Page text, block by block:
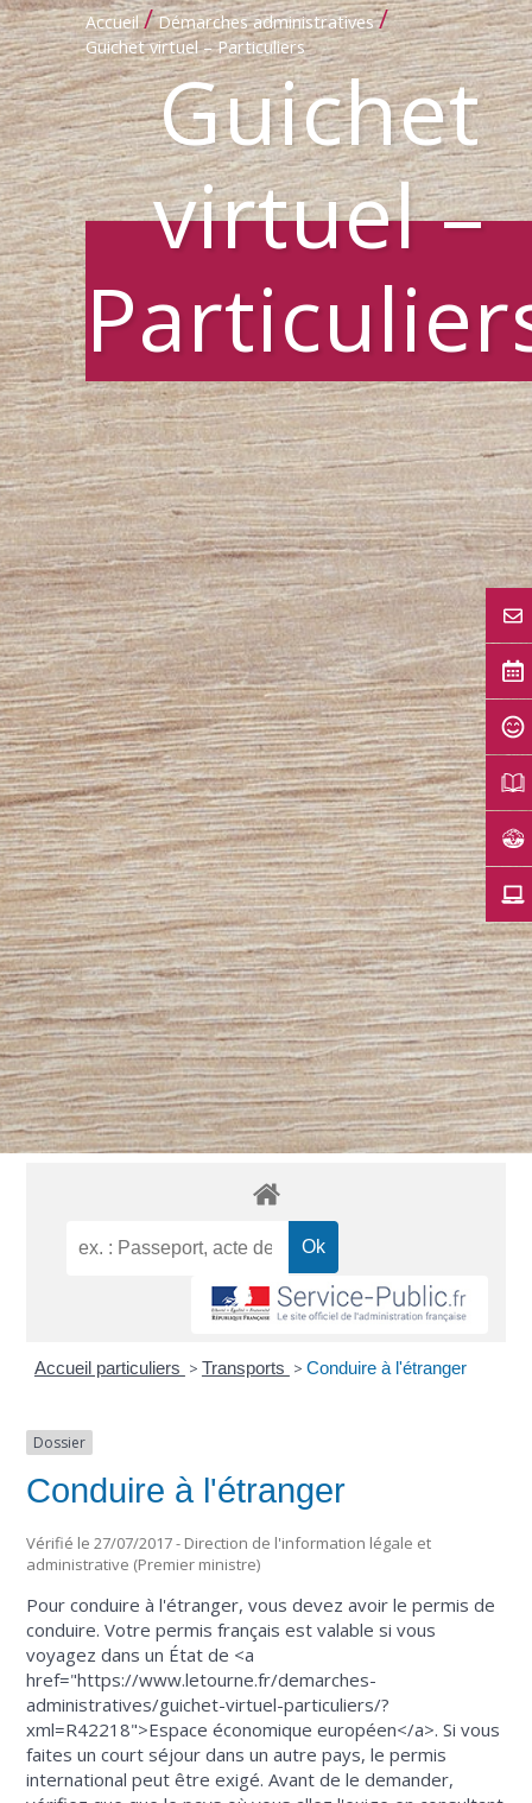
Accueil / Démarches administratives /
Guichet virtuel – Particuliers
Guichet
virtuel –
Accueil particuliers > Transports > Conduire à l'étranger
Dossier
Conduire à l'étranger
Vérifié le 27/07/2017 - Direction de l'information légale et
administrative (Premier ministre)
Pour conduire à l'étranger, vous devez avoir le permis de
conduire. Votre permis français est valable si vous
voyagez dans un État de <a
href="https://www.letourne.fr/demarches-
administratives/guichet-virtuel-particuliers/?
xml=R42218">Espace économique européen</a>. Si vous
faites un court séjour dans un autre pays, le permis
international peut être exigé. Avant de le demander,